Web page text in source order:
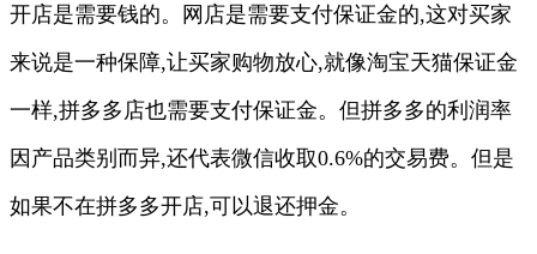
开店是需要钱的。网店是需要支付保证金的,这对买家
来说是一种保障,让买家购物放心,就像淘宝天猫保证金
一样,拼多多店也需要支付保证金。但拼多多的利润率
因产品类别而异,还代表微信收取0.6%的交易费。但是
如果不在拼多多开店,可以退还押金。